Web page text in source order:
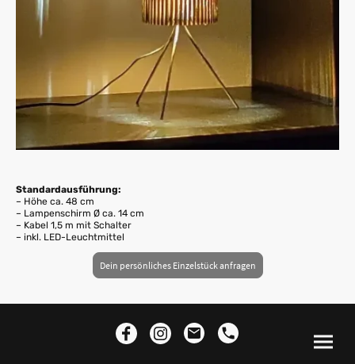
Standardausführung:
– Höhe ca. 48 cm
– Lampenschirm Ø ca. 14 cm
– Kabel 1,5 m mit Schalter
– inkl. LED-Leuchtmittel
Dein persönliches Einzelstück anfragen